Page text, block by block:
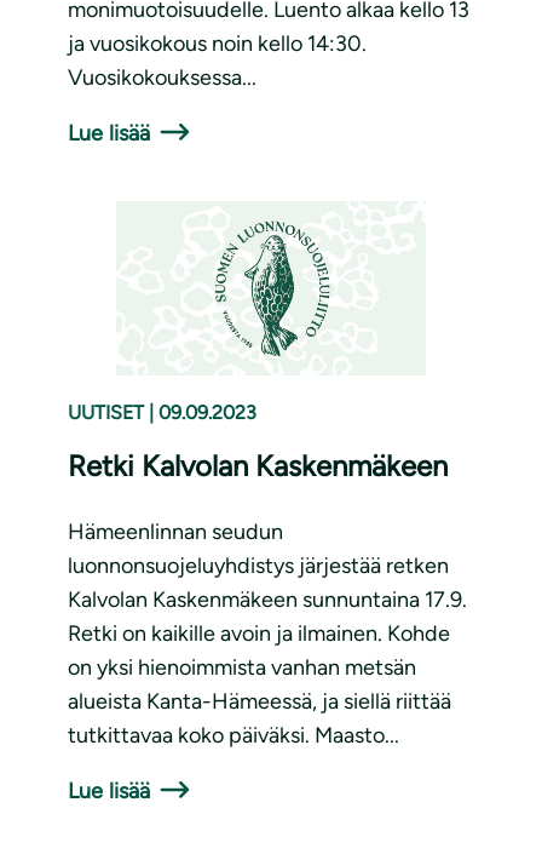
monimuotoisuudelle. Luento alkaa kello 13
ja vuosikokous noin kello 14:30.
Vuosikokouksessa...
Lue lisää
UUTISET 09.09.2023
Retki Kalvolan Kaskenmäkeen
Hämeenlinnan seudun
luonnonsuojeluyhdistys järjestää retken
Kalvolan Kaskenmäkeen sunnuntaina 17.9.
Retki on kaikille avoin ja ilmainen. Kohde
on yksi hienoimmista vanhan metsän
alueista Kanta-Hämeessä, ja siellä riittää
tutkittavaa koko päiväksi. Maasto...
Lue lisää